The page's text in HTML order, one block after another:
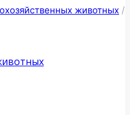
животных /